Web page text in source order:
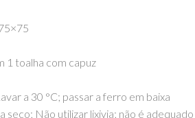
1 toalha com capuz
a 30 °C; passar a ferro em baixa
seco; Não utilizar lixivia; não é adequado